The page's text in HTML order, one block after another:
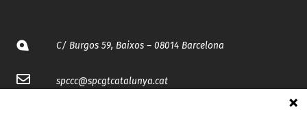
C/ Burgos 59, Baixos – 08014 Barcelona
spccc@spcgtcatalunya.cat